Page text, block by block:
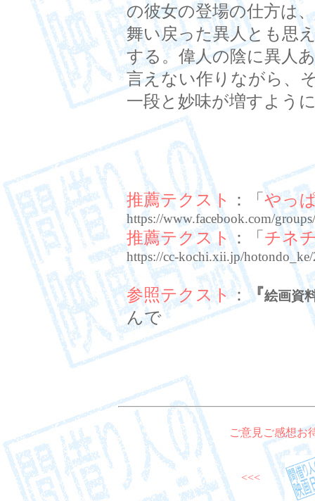
の彼女の登場の仕方は
舞い戻った異人とも思
する。偉人の陰に異人
言えない作りながら、
一段と妙味が増すよう
推薦テクスト ：「 やっ
https://www.facebook.com/
推薦テクスト：「 チネ
https://cc-kochi.xii.jp/
参照テクスト： 『絵画資
んで
ご意見ご感想お
<<<